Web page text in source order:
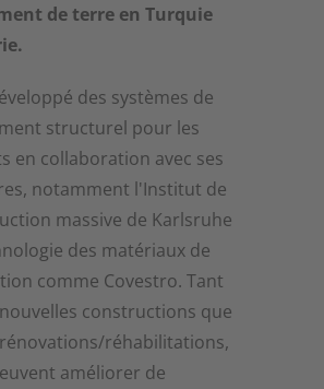
de terre en Turquie
des systèmes de
structurel pour les
en collaboration avec ses
notamment l'Institut de
massive de Karlsruhe
des matériaux de
comme Covestro. Tant
constructions que
réhabilitations,
améliorer de